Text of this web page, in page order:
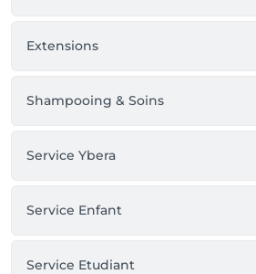
Extensions
Shampooing & Soins
Service Ybera
Service Enfant
Service Etudiant